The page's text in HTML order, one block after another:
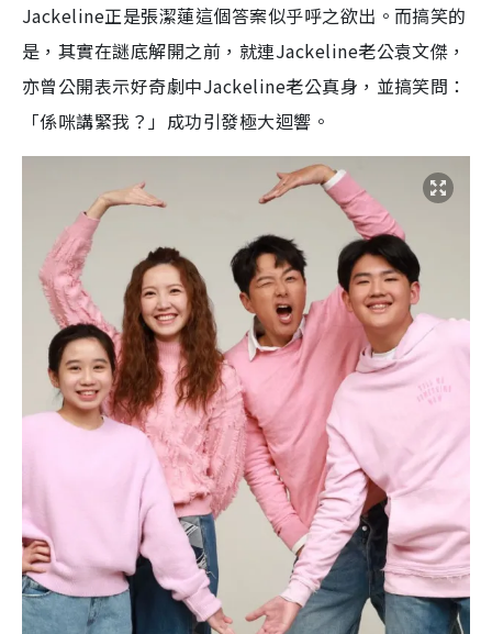
Jackeline正是張潔蓮這個答案似乎呼之欲出。而搞笑的
是，其實在謎底解開之前，就連Jackeline老公袁文傑，
亦曾公開表示好奇劇中Jackeline老公真身，並搞笑問：
「係咪講緊我？」成功引發極大迴響。